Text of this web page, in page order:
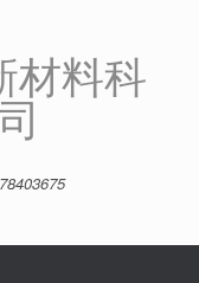
材料科